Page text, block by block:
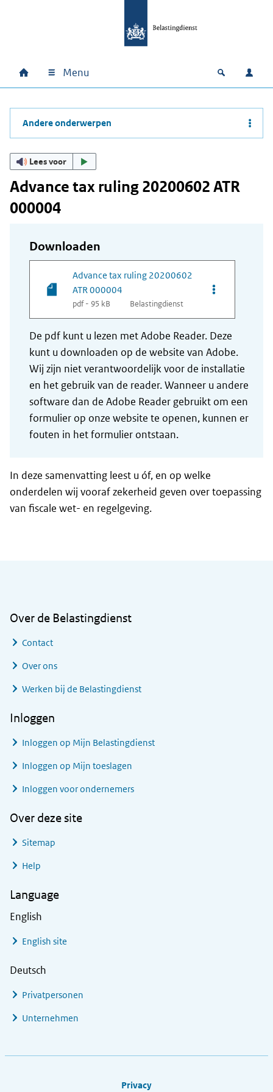
Hoofdnavigatie
Home Menu Open
Andere onderwerpen
Lees voor
Advance tax ruling 20200602 ATR
000004
Downloaden
Advance tax ruling 20200602
ATR 000004
pdf - 95 kB Belastingdienst
Opties van
De pdf kunt u lezen met Adobe Reader. Deze
kunt u downloaden op de website van Adobe.
Wij zijn niet verantwoordelijk voor de installatie
en het gebruik van de reader. Wanneer u andere
software dan de Adobe Reader gebruikt om een
formulier op onze website te openen, kunnen er
fouten in het formulier ontstaan.
In deze samenvatting leest u óf, en op welke
onderdelen wij vooraf zekerheid geven over toepassing
van fiscale wet- en regelgeving.
Over de Belastingdienst
Contact
Over ons
Werken bij de Belastingdienst
Inloggen
Inloggen op Mijn Belastingdienst
Inloggen op Mijn toeslagen
Inloggen voor ondernemers
Over deze site
Sitemap
Help
Language
English
English site
Deutsch
Privatpersonen
Unternehmen
Privacy